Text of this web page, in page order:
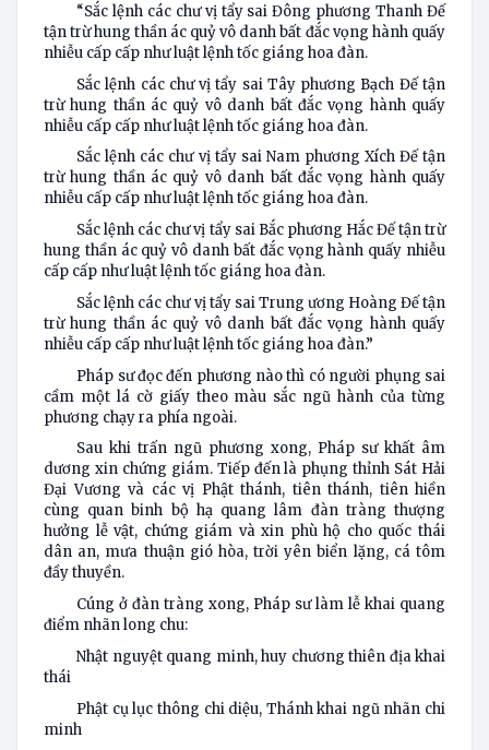
“Sắc lệnh các chư vị tẩy sai Đông phương Thanh Đế
tận trừ hung thần ác quỷ vô danh bất đắc vọng hành quấy
nhiễu cấp cấp như luật lệnh tốc giáng hoa đàn.
Sắc lệnh các chư vị tẩy sai Tây phương Bạch Đế tận
trừ hung thần ác quỷ vô danh bất đắc vọng hành quấy
nhiễu cấp cấp như luật lệnh tốc giáng hoa đàn.
Sắc lệnh các chư vị tẩy sai Nam phương Xích Đế tận
trừ hung thần ác quỷ vô danh bất đắc vọng hành quấy
nhiễu cấp cấp như luật lệnh tốc giáng hoa đàn.
Sắc lệnh các chư vị tẩy sai Bắc phương Hắc Đế tận trừ
hung thần ác quỷ vô danh bất đắc vọng hành quấy nhiễu
cấp cấp như luật lệnh tốc giáng hoa đàn.
Sắc lệnh các chư vị tẩy sai Trung ương Hoàng Đế tận
trừ hung thần ác quỷ vô danh bất đắc vọng hành quấy
nhiễu cấp cấp như luật lệnh tốc giáng hoa đàn.”
Pháp sư đọc đến phương nào thì có người phụng sai
cầm một lá cờ giấy theo màu sắc ngũ hành của từng
phương chạy ra phía ngoài.
Sau khi trấn ngũ phương xong, Pháp sư khất âm
dương xin chứng giám. Tiếp đến là phụng thỉnh Sát Hải
Đại Vương và các vị Phật thánh, tiên thánh, tiên hiền
cùng quan binh bộ hạ quang lâm đàn tràng thượng
hưởng lễ vật, chứng giám và xin phù hộ cho quốc thái
dân an, mưa thuận gió hòa, trời yên biển lặng, cá tôm
đầy thuyền.
Cúng ở đàn tràng xong, Pháp sư làm lễ khai quang
điểm nhãn long chu:
Nhật nguyệt quang minh, huy chương thiên địa khai
thái
Phật cụ lục thông chi diệu, Thánh khai ngũ nhãn chi
minh